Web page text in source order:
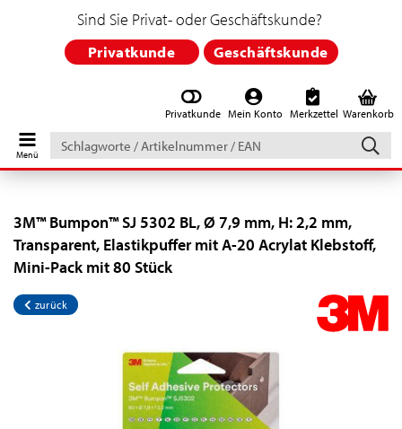
Privatkunde Mein Konto Merkzettel Warenkorb
Schlagworte
/
Artikelnummer
EAN
Sind Sie Privat- oder Geschäftskunde?
Privatkunde Geschäftskunde
3M™ Bumpon™ SJ 5302 BL, Ø 7,9 mm, H: 2,2 mm,
Transparent, Elastikpuffer mit A-20 Acrylat Klebstoff,
Mini-Pack mit 80 Stück
zurück